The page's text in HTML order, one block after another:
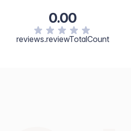
0.00
reviews.reviewTotalCount